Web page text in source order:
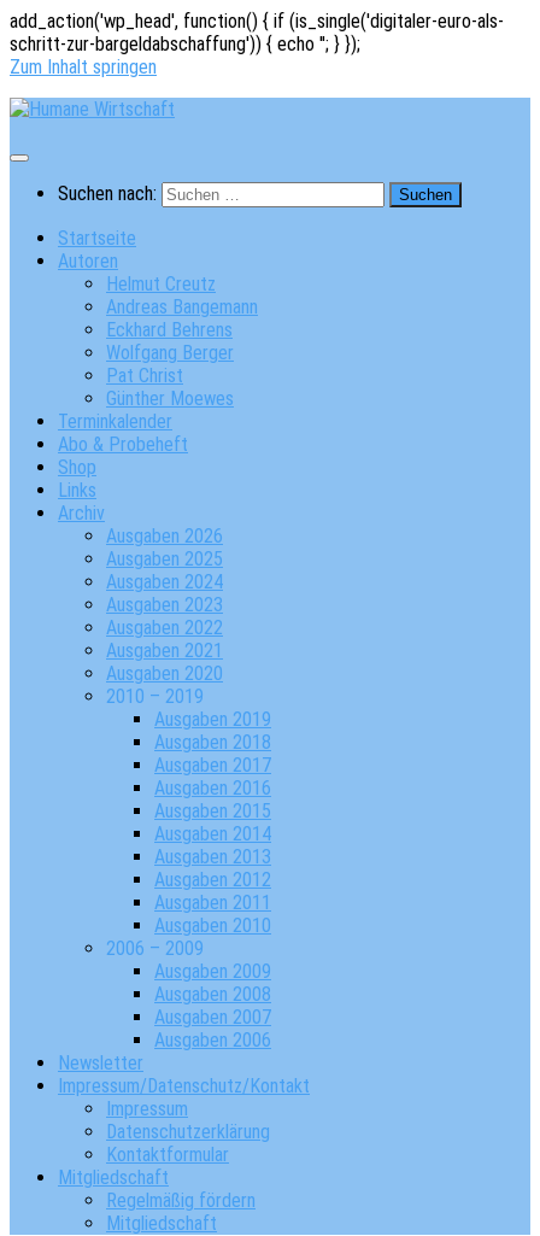
add_action('wp_head', function() { if (is_single('digitaler-euro-als-
schritt-zur-bargeldabschaffung')) { echo ''; } });
Zum Inhalt springen
Suchen nach:
Startseite
Autoren
Helmut Creutz
Andreas Bangemann
Eckhard Behrens
Wolfgang Berger
Pat Christ
Günther Moewes
Terminkalender
Abo & Probeheft
Shop
Links
Archiv
Ausgaben 2026
Ausgaben 2025
Ausgaben 2024
Ausgaben 2023
Ausgaben 2022
Ausgaben 2021
Ausgaben 2020
2010 – 2019
Ausgaben 2019
Ausgaben 2018
Ausgaben 2017
Ausgaben 2016
Ausgaben 2015
Ausgaben 2014
Ausgaben 2013
Ausgaben 2012
Ausgaben 2011
Ausgaben 2010
2006 – 2009
Ausgaben 2009
Ausgaben 2008
Ausgaben 2007
Ausgaben 2006
Newsletter
Impressum/Datenschutz/Kontakt
Impressum
Datenschutzerklärung
Kontaktformular
Mitgliedschaft
Regelmäßig fördern
Mitgliedschaft